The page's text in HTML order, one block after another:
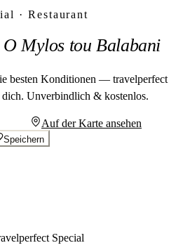
· Restaurant
O Mylos tou Balabani
besten Konditionen — travelperfect
Unverbindlich & kostenlos.
Auf der Karte ansehen
Speichern
Special